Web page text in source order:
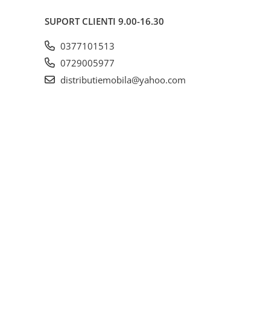
SUPORT CLIENTI 9.00-16.30
0377101513
0729005977
distributiemobila@yahoo.com